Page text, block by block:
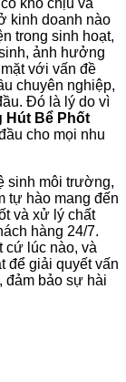
kinh doanh nào
trong sinh hoạt,
ảnh hưởng
với vấn đề
chuyên nghiệp,
Đó là lý do vì
Hút Bể Phốt
cho mọi nhu
sinh môi trường,
tự hào mang đến
và xử lý chất
hàng 24/7.
cứ lúc nào, và
để giải quyết vấn
đảm bảo sự hài